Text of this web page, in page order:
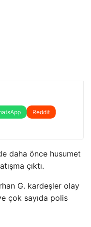
Reddit
daha önce husumet
çıktı.
G. kardeşler olay
çok sayıda polis